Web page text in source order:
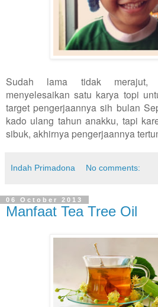
Sudah lama tidak merajut,
menyelesaikan satu karya topi
target pengerjaannya sih bulan
kado ulang tahun anakku, tapi
sibuk, akhirnya pengerjaannya
Indah Primadona No comments:
06 October 2013
Manfaat Tea Tree Oil